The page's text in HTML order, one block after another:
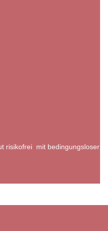
risikofrei mit bedingungsloser